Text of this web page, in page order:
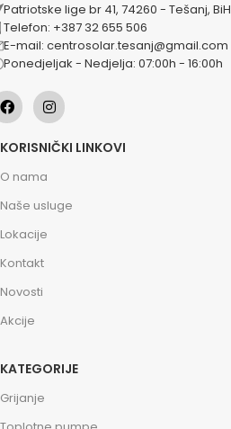
Patriotske lige br 41, 74260 - Tešanj, BiH
Telefon: +387 32 655 506
E-mail: centrosolar.tesanj@gmail.com
Ponedjeljak - Nedjelja: 07:00h - 16:00h
KORISNIČKI LINKOVI
O nama
Naše usluge
Lokacije
Kontakt
Novosti
Akcije
KATEGORIJE
Grijanje